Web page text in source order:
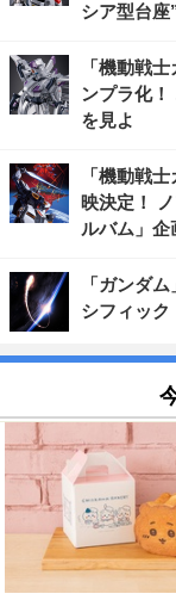
シア型台座
「機動戦
ンプラ化！
を見よ
「機動戦
映決定！
ルバム」企
「ガンダ
シフィッ